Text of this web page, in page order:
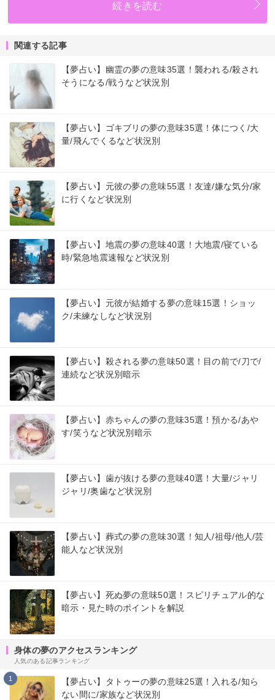
続きを読む
関連する記事
【夢占い】幽霊の夢の意味35選！襲われる/殺され
そうになる/戦うなど状況別
【夢占い】ゴキブリの夢の意味35選！体につく/大
量/飛んでくるなど状況別
【夢占い】元彼の夢の意味55選！友達/嫌な気分/家
に行くなど状況別
【夢占い】地震の夢の意味40選！大地震/寝ている
時/緊急地震速報など状況別
【夢占い】元彼が結婚する夢の意味15選！ショッ
ク/未練なしなど状況別
【夢占い】殺される夢の意味50選！目の前で/刀で/
連続など状況別暗示
【夢占い】赤ちゃんの夢の意味35選！預かる/あや
す/笑うなど状況別暗示
【夢占い】歯が抜ける夢の意味40選！大量/ジャリ
ジャリ/奥歯など状況別
【夢占い】葬式の夢の意味30選！知人/祖母/他人/芸
能人など状況別
【夢占い】死ぬ夢の意味50選！スピリチュアル的な
暗示・見た時のポイントを解説
身体の夢のアクセスランキング
人気のある記事ランキング
1
【夢占い】タトゥーの夢の意味25選！入れる/知ら
ない間に/家族など状況別